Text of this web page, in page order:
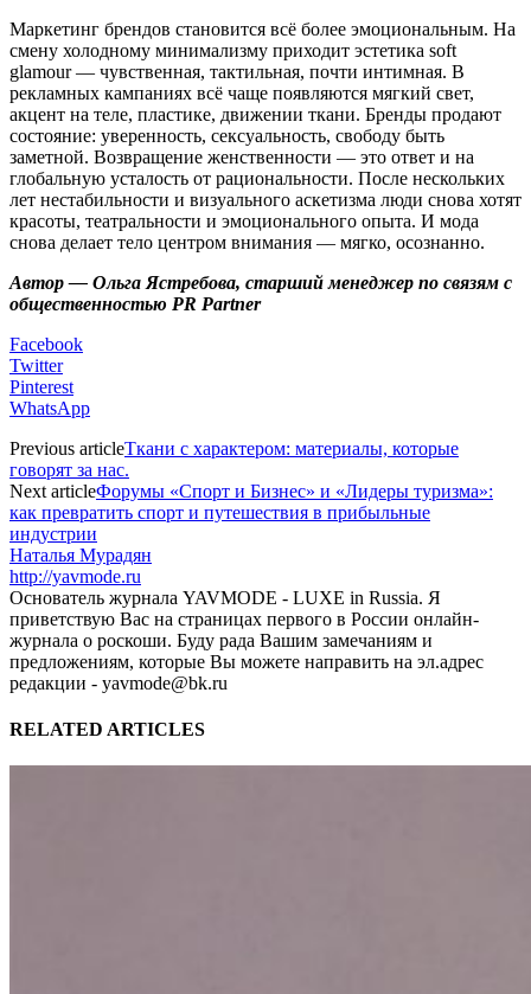
Маркетинг брендов становится всё более эмоциональным. На
смену холодному минимализму приходит эстетика soft
glamour — чувственная, тактильная, почти интимная. В
рекламных кампаниях всё чаще появляются мягкий свет,
акцент на теле, пластике, движении ткани. Бренды продают
состояние: уверенность, сексуальность, свободу быть
заметной. Возвращение женственности — это ответ и на
глобальную усталость от рациональности. После нескольких
лет нестабильности и визуального аскетизма люди снова хотят
красоты, театральности и эмоционального опыта. И мода
снова делает тело центром внимания — мягко, осознанно.
Автор — Ольга Ястребова, старший менеджер по связям с
общественностью PR Partner
Facebook
Twitter
Pinterest
WhatsApp
Previous articleТкани с характером: материалы, которые
говорят за нас.
Next articleФорумы «Спорт и Бизнес» и «Лидеры туризма»:
как превратить спорт и путешествия в прибыльные
индустрии
Наталья Мурадян
http://yavmode.ru
Основатель журнала YAVMODE - LUXE in Russia. Я
приветствую Вас на страницах первого в России онлайн-
журнала о роскоши. Буду рада Вашим замечаниям и
предложениям, которые Вы можете направить на эл.адрес
редакции - yavmode@bk.ru
RELATED ARTICLES